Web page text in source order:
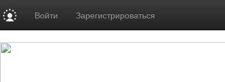
Войти Зарегистрироваться